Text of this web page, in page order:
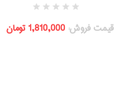
قیمت فروش: 1,810,000 تومان